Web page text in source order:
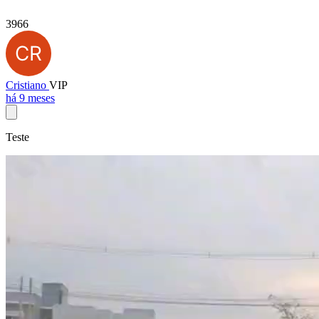
3966
Cristiano VIP
há 9 meses
Teste